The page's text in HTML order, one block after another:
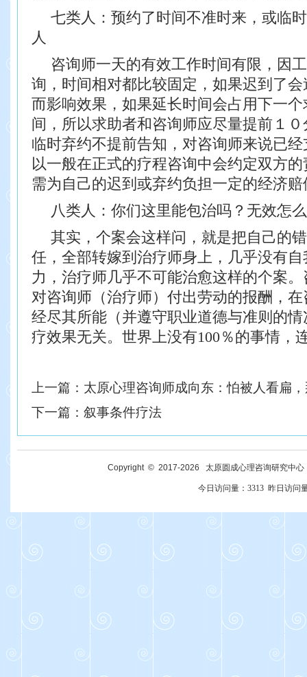
七类人：预约了时间不准时来，或临
人
咨询师一天的有效工作时间有限，因
询，时间相对都比较固定，如果迟到了
而影响效果，如果延长时间会占用下一
间，所以求助者和咨询师应尽量提前１
临时弃约不提前告知，对咨询师来说已
以一般在正式的疗程咨询中会约定双方
需为自己的迟到或弃约负担一定的经济赔
八类人：你们这里能包治吗？无效怎
其实，个案会这样问，就是把自己的
任，全部转嫁到治疗师身上，几乎没有
力，治疗师几乎不可能治愈这样的个案
对咨询师（治疗师）付出劳动的报酬，
经尽其所能（并遵守职业道德与准则的
疗效果无关。世界上没有100％的事情，
上一篇： 太原心理咨询师成向东：怕被人看扁
下一篇： 叙事条件疗法
Copyright © 2017-2026 太原圆成心理咨询研究中
今日访问量： 3313 昨日访问